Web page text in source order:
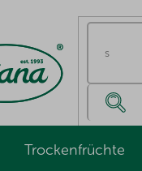
Trockenfrüchte